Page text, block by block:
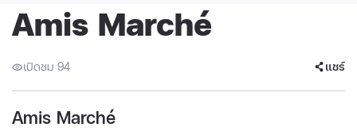
Amis Marché
เปิดชม 94 แชร์
Amis Marché